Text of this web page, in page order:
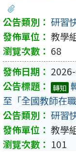
研習
教學
68
轉知
至「全國教師在
研習
教學
101